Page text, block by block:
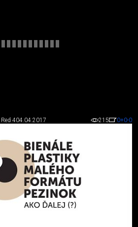
Red 404.04.2017 215 0+0-0